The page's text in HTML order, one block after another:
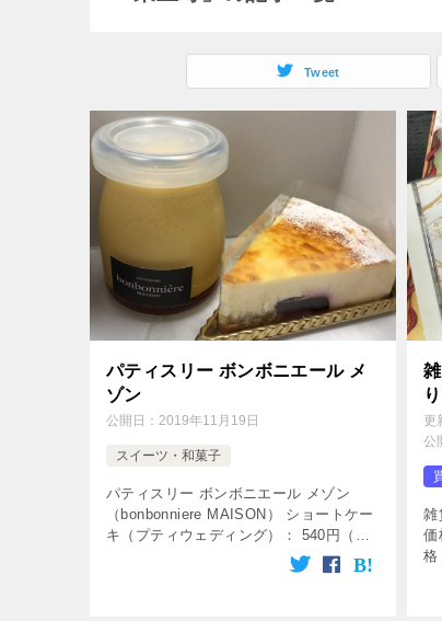
Tweet
パティスリー ボンボニエール メ
ゾン
公開日： 2019年11月19日
スイーツ・和菓子
パティスリー ボンボニエール メゾン
（bonbonniere MAISON） ショートケー
キ（プティウェディング）： 540円（税
込） ホールケーキ： 3000円前後（税
込） 総合点 86点 料理 4.0 口コミ 4.5
更
公
雑
価
格